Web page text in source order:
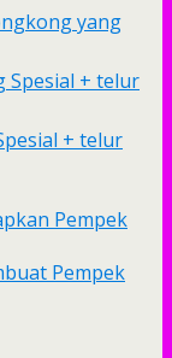
yang
+ telur
Pempek
Pempek